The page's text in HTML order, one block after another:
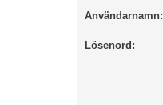
Användarnamn:
Lösenord: